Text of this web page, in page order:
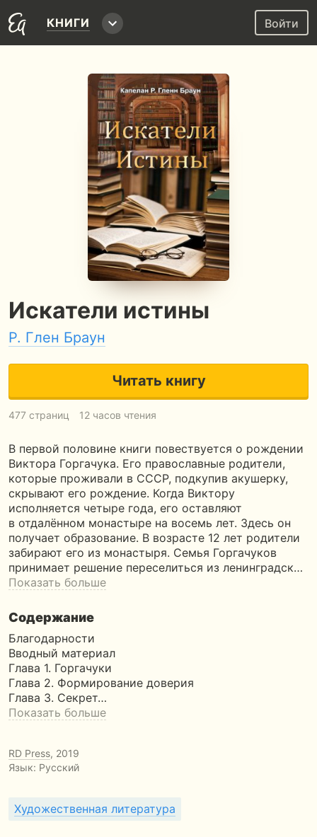
КНИГИ Войти
Искатели истины
Р. Глен Браун
Читать книгу
477 страниц 12 часов чтения
В первой половине книги повествуется о рождении
Виктора Горгачука. Его православные родители,
которые проживали в СССР, подкупив акушерку,
скрывают его рождение. Когда Виктору
исполняется четыре года, его оставляют
в отдалённом монастыре на восемь лет. Здесь он
получает образование. В возрасте 12 лет родители
забирают его из монастыря. Семья Горгачуков
принимает решение переселиться из ленинградск…
Показать больше
Содержание
Благодарности
Вводный материал
Глава 1. Горгачуки
Глава 2. Формирование доверия
Глава 3. Секрет…
Показать больше
RD Press, 2019
Язык: Русский
Художественная литература